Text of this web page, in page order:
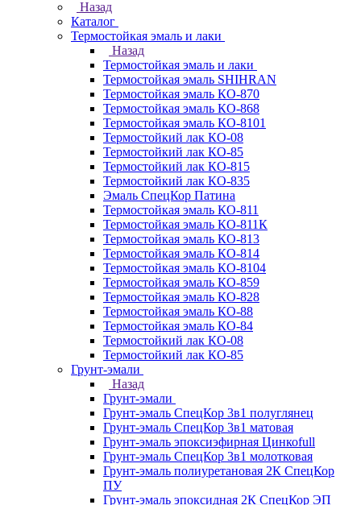
Назад
Каталог
Термостойкая эмаль и лаки
Назад
Термостойкая эмаль и лаки
Термостойкая эмаль SHIHRAN
Термостойкая эмаль КО-870
Термостойкая эмаль КО-868
Термостойкая эмаль КО-8101
Термостойкий лак КО-08
Термостойкий лак КО-85
Термостойкий лак КО-815
Термостойкий лак КО-835
Эмаль СпецКор Патина
Термостойкая эмаль КО-811
Термостойкая эмаль КО-811К
Термостойкая эмаль КО-813
Термостойкая эмаль КО-814
Термостойкая эмаль КО-8104
Термостойкая эмаль КО-859
Термостойкая эмаль КО-828
Термостойкая эмаль КО-88
Термостойкая эмаль КО-84
Термостойкий лак КО-08
Термостойкий лак КО-85
Грунт-эмали
Назад
Грунт-эмали
Грунт-эмаль СпецКор 3в1 полуглянец
Грунт-эмаль СпецКор 3в1 матовая
Грунт-эмаль эпоксиэфирная Цинкоfull
Грунт-эмаль СпецКор 3в1 молотковая
Грунт-эмаль полиуретановая 2К СпецКор
ПУ
Грунт-эмаль эпоксидная 2К СпецКор ЭП